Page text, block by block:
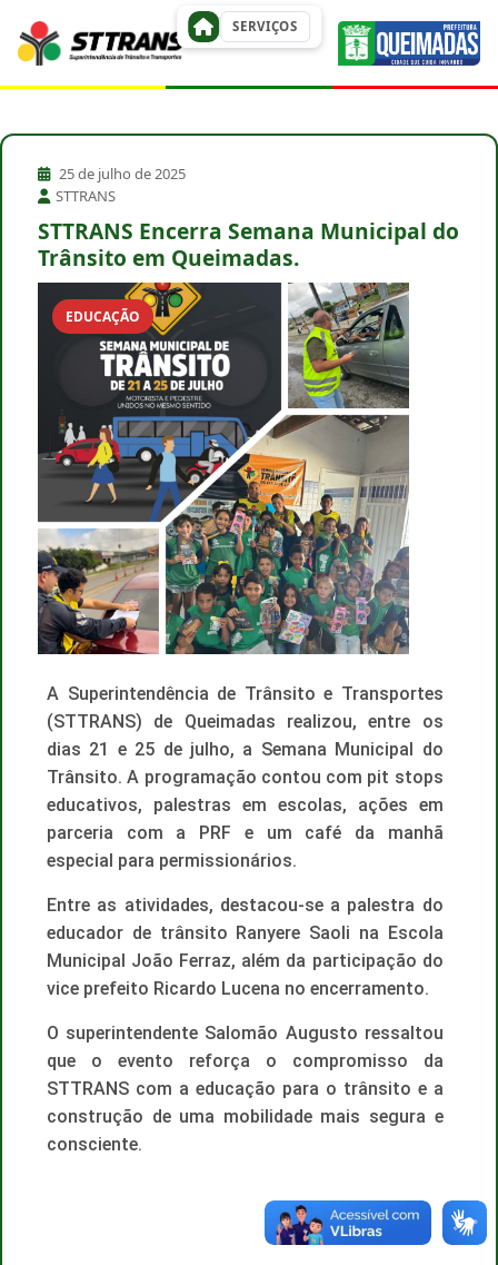
SERVIÇOS
25 de julho de 2025
STTRANS
STTRANS Encerra Semana Municipal do
Trânsito em Queimadas.
EDUCAÇÃO
A Superintendência de Trânsito e Transportes
(STTRANS) de Queimadas realizou, entre os
dias 21 e 25 de julho, a Semana Municipal do
Trânsito. A programação contou com pit stops
educativos, palestras em escolas, ações em
parceria com a PRF e um café da manhã
especial para permissionários.
Entre as atividades, destacou-se a palestra do
educador de trânsito Ranyere Saoli na Escola
Municipal João Ferraz, além da participação do
vice prefeito Ricardo Lucena no encerramento.
O superintendente Salomão Augusto ressaltou
que o evento reforça o compromisso da
STTRANS com a educação para o trânsito e a
construção de uma mobilidade mais segura e
consciente.